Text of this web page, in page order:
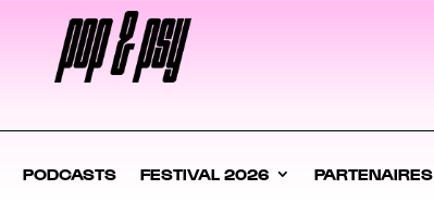
PODCASTS FESTIVAL 2026 PARTENAIRES